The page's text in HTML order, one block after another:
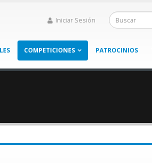
Iniciar Sesión
COMPETICIONES PATROCINIOS